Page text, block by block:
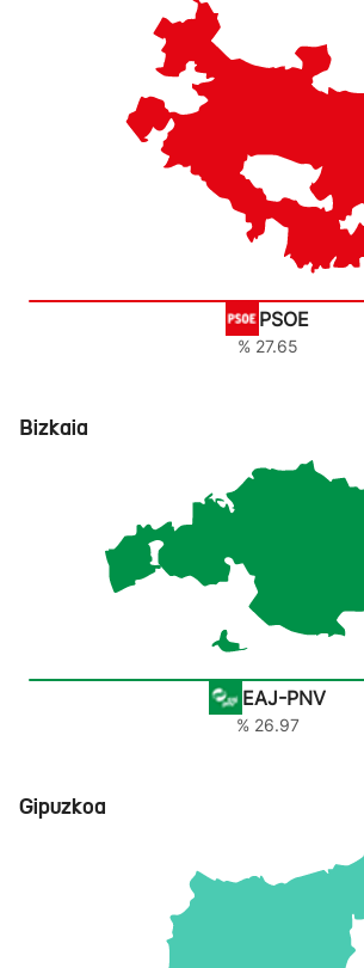
PSOE
% 27.65
Bizkaia
EAJ-PNV
% 26.97
Gipuzkoa